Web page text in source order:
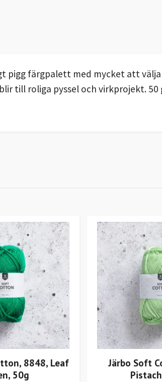
pigg färgpalett med mycket att välja
till roliga pyssel och virkprojekt. 50
8848, Leaf
50g
Järbo Soft